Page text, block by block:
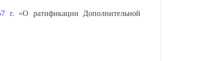
г. «О ратификации Дополнительной